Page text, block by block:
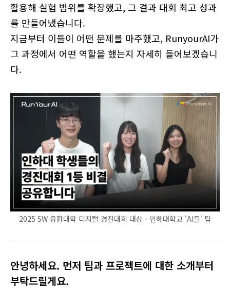
활용해 실험 범위를 확장했고, 그 결과 대회 최고 성과
를 만들어냈습니다.
지금부터 이들이 어떤 문제를 마주했고, RunyourAI가
그 과정에서 어떤 역할을 했는지 자세히 들어보겠습니
다.
2025 SW 융합대학 디지털 경진대회 대상 - 인하대학교 'AI들' 팀
안녕하세요. 먼저 팀과 프로젝트에 대한 소개부터
부탁드릴게요.